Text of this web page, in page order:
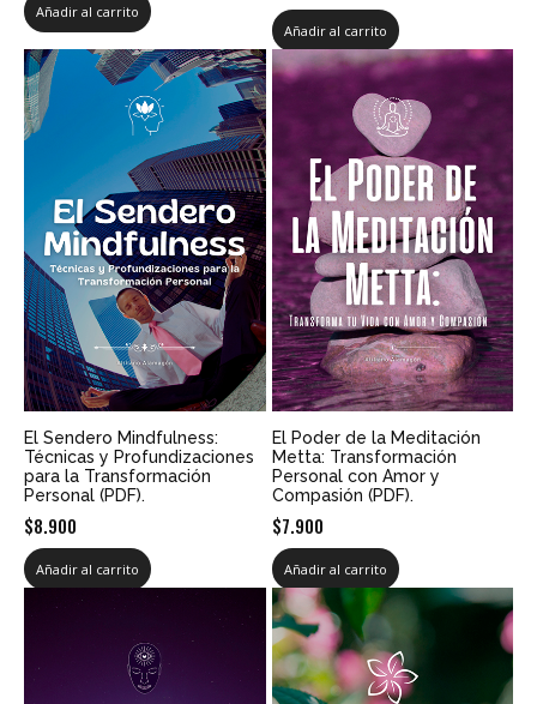
Añadir al carrito
Añadir al carrito
El Sendero Mindfulness:
Técnicas y Profundizaciones
para la Transformación
Personal (PDF).
$8.900
Añadir al carrito
El Poder de la Meditación
Metta: Transformación
Personal con Amor y
Compasión (PDF).
$7.900
Añadir al carrito